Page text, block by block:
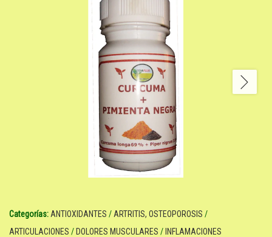
Categorías: ANTIOXIDANTES / ARTRITIS, OSTEOPOROSIS /
ARTICULACIONES / DOLORES MUSCULARES / INFLAMACIONES